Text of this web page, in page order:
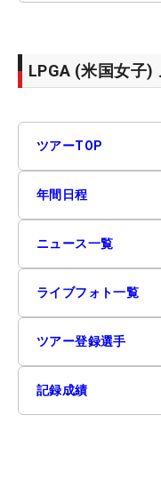
LPGA (米国女子)
ツアーTOP
年間日程
ニュース一覧
ライブフォト一覧
ツアー登録選手
記録成績